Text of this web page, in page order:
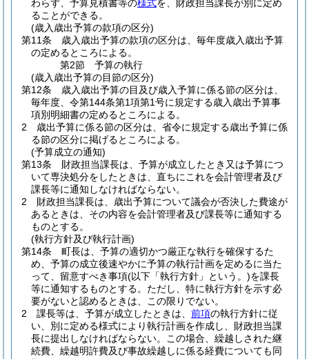
わらず、予算見積書等の様式を、財政担当課長が別に定め
ることができる。
(歳入歳出予算の款項の区分)
第11条
歳入歳出予算の款項の区分は、毎年度歳入歳出予算
の定めるところによる。
第2節
予算の執行
(歳入歳出予算の目節の区分)
第12条
歳入歳出予算の目及び歳入予算に係る節の区分は、
毎年度、令第144条第1項第1号に規定する歳入歳出予算事
項別明細書の定めるところによる。
2
歳出予算に係る節の区分は、省令に規定する歳出予算に係
る節の区分に掲げるところによる。
(予算成立の通知)
第13条
財政担当課長は、予算が成立したとき又は予算につ
いて専決処分をしたときは、直ちにこれを会計管理者及び
課長等に通知しなければならない。
2
財政担当課長は、歳出予算について議会が否決した費途が
あるときは、その内容を会計管理者及び課長等に通知する
ものとする。
(執行方針及び執行計画)
第14条
町長は、予算の適切かつ厳正な執行を確保するた
め、予算の成立後速やかに予算の執行計画を定めるに当た
って、留意すべき事項(以下「執行方針」という。)を課長
等に通知するものとする。 ただし、特に執行方針を示す必
要がないと認めるときは、この限りでない。
2
課長等は、予算が成立したときは、 前項の執行方針に従
い、別に定める様式により執行計画を作成し、財政担当課
長に提出しなければならない。
この場合、繰越しされた継
続費、繰越明許費及び事故繰越しに係る経費についても同